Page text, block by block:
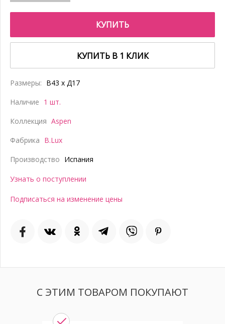
КУПИТЬ
КУПИТЬ В 1 КЛИК
Размеры: В43 x Д17
Наличие 1 шт.
Коллекция Aspen
Фабрика B.Lux
Производство Испания
Узнать о поступлении
Подписаться на изменение цены
С ЭТИМ ТОВАРОМ ПОКУПАЮТ